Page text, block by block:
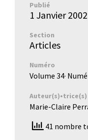
Publié
1 Janvier 2002
Section
Articles
Numéro
Volume 34·
Auteur(s)•trice(s)
Marie-Claire
41 nombre